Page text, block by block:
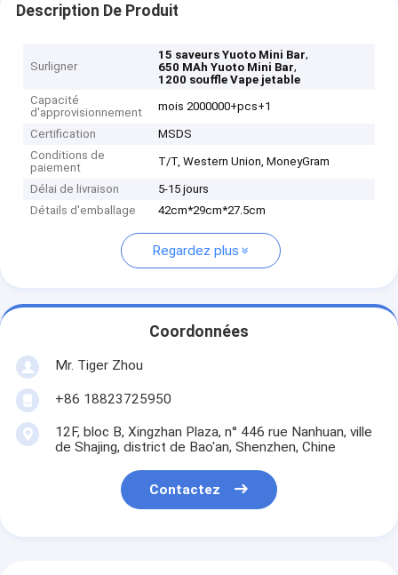
Description De Produit
Surligner
15 saveurs Yuoto Mini Bar,
650 MAh Yuoto Mini Bar,
1200 souffle Vape jetable
Capacité
d'approvisionnement
mois 2000000+pcs+1
Certification
MSDS
Conditions de
paiement
T/T, Western Union, MoneyGram
Délai de livraison
5-15 jours
Détails d'emballage
42cm*29cm*27.5cm
Regardez plus
Coordonnées
Mr. Tiger Zhou
+86 18823725950
12F, bloc B, Xingzhan Plaza, n° 446 rue Nanhuan, ville
de Shajing, district de Bao'an, Shenzhen, Chine
Contactez